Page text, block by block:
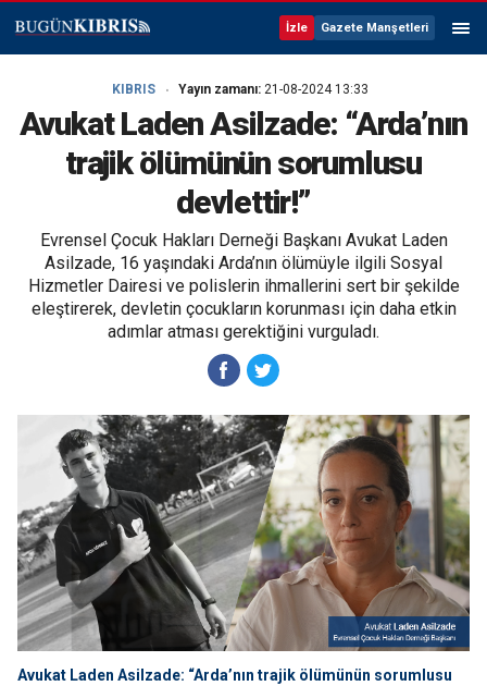
İzle Gazete Manşetleri
KIBRIS Yayın zamanı: 21-08-2024 13:33
Avukat Laden Asilzade: “Arda’nın
trajik ölümünün sorumlusu
devlettir!”
Evrensel Çocuk Hakları Derneği Başkanı Avukat Laden
Asilzade, 16 yaşındaki Arda’nın ölümüyle ilgili Sosyal
Hizmetler Dairesi ve polislerin ihmallerini sert bir şekilde
eleştirerek, devletin çocukların korunması için daha etkin
adımlar atması gerektiğini vurguladı.
Avukat Laden Asilzade: “Arda’nın trajik ölümünün sorumlusu